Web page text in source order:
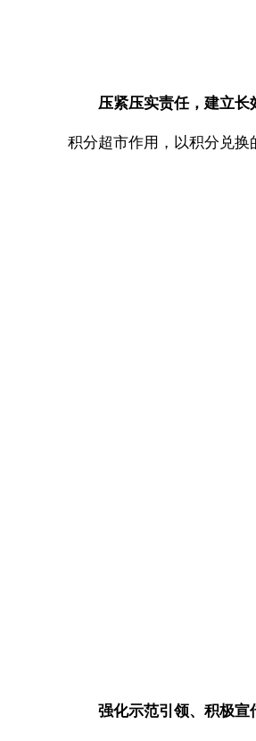
压紧压实责任，建立长
积分超市作用，以积分兑换
强化示范引领、积极宣